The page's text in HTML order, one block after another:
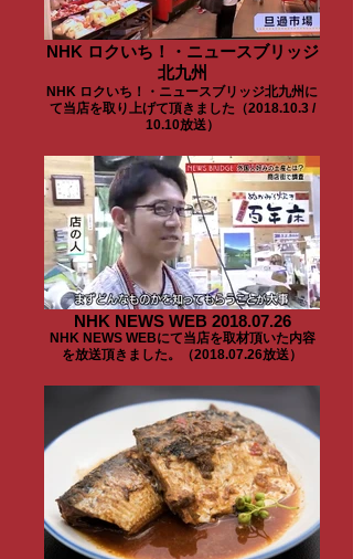
NHK ロクいち！・ニュースブリッジ
北九州
NHK ロクいち！・ニュースブリッジ北九州に
て当店を取り上げて頂きました（2018.10.3 /
10.10放送）
NHK NEWS WEB 2018.07.26
NHK NEWS WEBにて当店を取材頂いた内容
を放送頂きました。（2018.07.26放送）